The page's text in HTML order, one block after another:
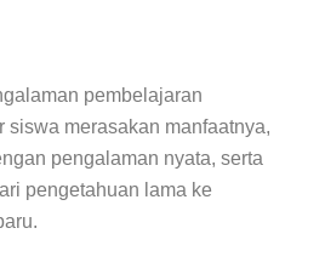
pembelajaran
siswa merasakan manfaatnya,
pengalaman nyata, serta
pengetahuan lama ke